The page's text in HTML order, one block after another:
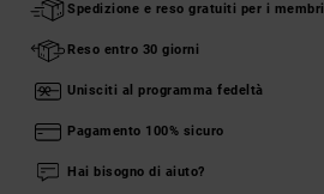
Spedizione e reso gratuiti per i membri
Reso entro 30 giorni
Unisciti al programma fedeltà
Pagamento 100% sicuro
Hai bisogno di aiuto?